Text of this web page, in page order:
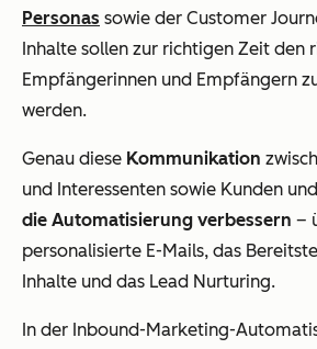
Personas sowie der Customer
Inhalte sollen zur richtigen Zeit den
Empfängerinnen und Empfängern
werden.
Genau diese Kommunikation
und Interessenten sowie Kunden
die Automatisierung verbessern –
personalisierte E-Mails, das
Inhalte und das Lead Nurturing.
In der Inbound-Marketing-